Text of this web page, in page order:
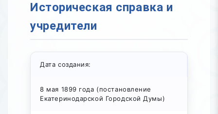
Историческая справка и
учредители
Дата создания:
8 мая 1899 года (постановление
Екатеринодарской Городской Думы)